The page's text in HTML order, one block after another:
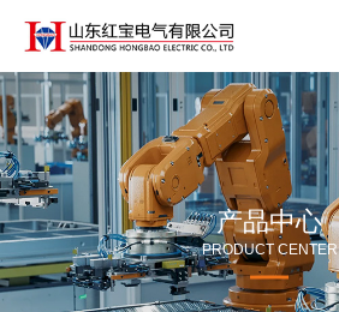
产品中心
PRODUCT CENTER